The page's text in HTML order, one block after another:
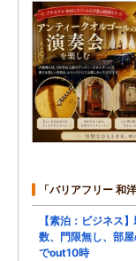
「バリアフリー 和
【素泊：ビジネス
数、門限無し、部
でout10時